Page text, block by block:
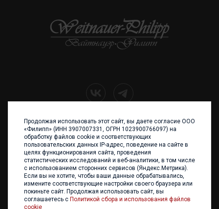
+7 (4012) 960 898
236017 Калининград,
ул. Каштановая аллея, 47
Телефон: +7 4012 960 898,
+7 4012 960 856
Написать нам
Продолжая использовать этот сайт, вы даете согласие ООО
«Филипп» (ИНН 3907007331, ОГРН 1023900766097) на
обработку файлов cookie и соответствующих
пользовательских данных IP-адрес, поведение на сайте в
целях функционирования сайта, проведения
статистических исследований и веб-аналитики, в том числе
с использованием сторонних сервисов (Яндекс.Метрика).
Если вы не хотите, чтобы ваши данные обрабатывались,
измените соответствующие настройки своего браузера или
покиньте сайт. Продолжая использовать сайт, вы
соглашаетесь с Политикой сбора и использования файлов
cookie